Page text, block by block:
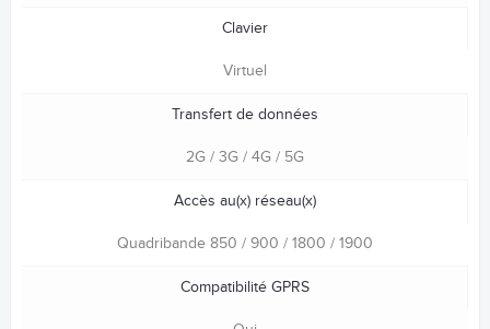
Clavier
Virtuel
Transfert de données
2G / 3G / 4G / 5G
Accès au(x) réseau(x)
Quadribande 850 / 900 / 1800 / 1900
Compatibilité GPRS